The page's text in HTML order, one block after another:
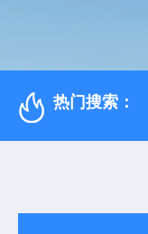
热门搜索：